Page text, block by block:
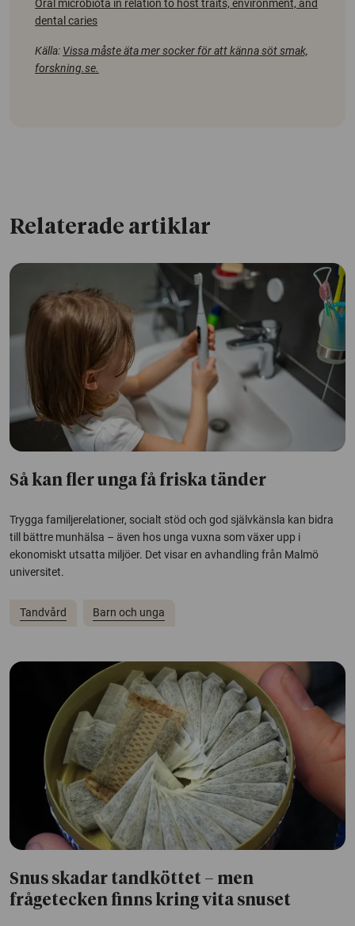
Oral microbiota in relation to host traits, environment, and
dental caries
Källa: Vissa måste äta mer socker för att känna söt smak,
forskning.se.
Relaterade artiklar
Så kan fler unga få friska tänder
Trygga familjerelationer, socialt stöd och god självkänsla kan bidra
till bättre munhälsa – även hos unga vuxna som växer upp i
ekonomiskt utsatta miljöer. Det visar en avhandling från Malmö
universitet.
Tandvård Barn och unga
Snus skadar tandköttet – men
frågetecken finns kring vita snuset